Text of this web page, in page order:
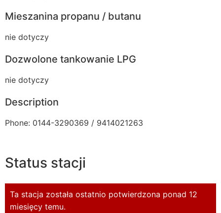
Mieszanina propanu / butanu
nie dotyczy
Dozwolone tankowanie LPG
nie dotyczy
Description
Phone: 0144-3290369 / 9414021263
Status stacji
Ta stacja została ostatnio potwierdzona ponad 12
miesięcy temu.